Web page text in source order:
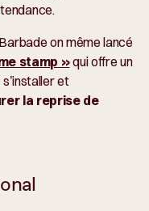
on même lancé
stamp »qui offre un
et
la reprise de